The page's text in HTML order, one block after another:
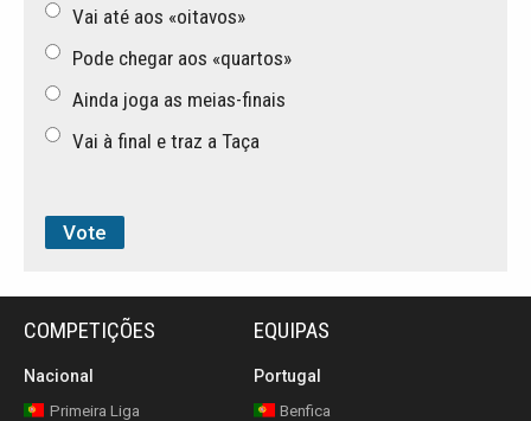
Vai até aos «oitavos»
Pode chegar aos «quartos»
Ainda joga as meias-finais
Vai à final e traz a Taça
COMPETIÇÕES
Nacional
Primeira Liga
EQUIPAS
Portugal
Benfica